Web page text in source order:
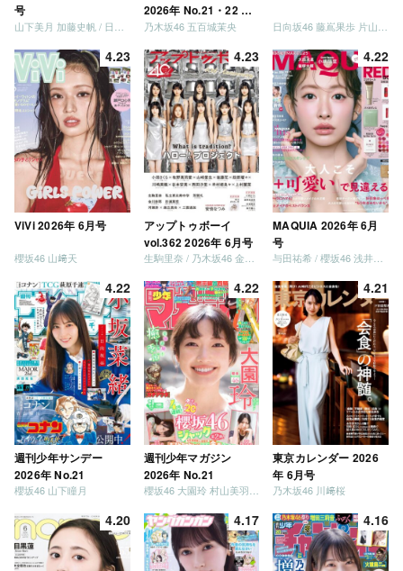
号
2026年 No.21・22 合
併号
乃木坂46 五百城茉央
4.23
ViVi 2026年 6月号
櫻坂46 山﨑天
4.23
アップトゥボーイ
vol.362 2026年 6月号
生駒里奈 / 乃木坂46 金川紗耶 森平麗心
4.22
MAQUIA 2026年 6月
号
与田祐希 / 櫻坂46 浅井恋乃未
4.22
週刊少年サンデー
2026年 No.21
櫻坂46 山下瞳月
4.22
週刊少年マガジン
2026年 No.21
4.21
東京カレンダー 2026
年 6月号
乃木坂46 川﨑桜
4.20 4.17 4.16